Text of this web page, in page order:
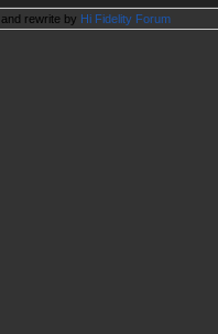
and rewrite by Hi Fidelity Forum